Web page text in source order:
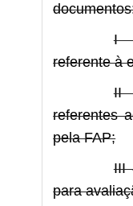
I
referente à
II
referentes
pela FAP;
III
para